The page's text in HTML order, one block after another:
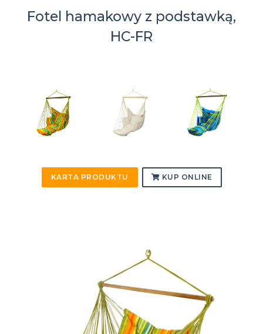
Fotel hamakowy z podstawką,
HC-FR
KARTA PRODUKTU KUP ONLINE